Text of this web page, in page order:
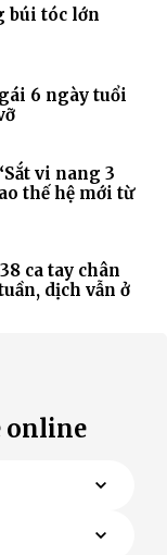
búi tóc lớn
6 ngày tuổi
vi nang 3
thế hệ mới từ
ca tay chân
dịch vẫn ở
online